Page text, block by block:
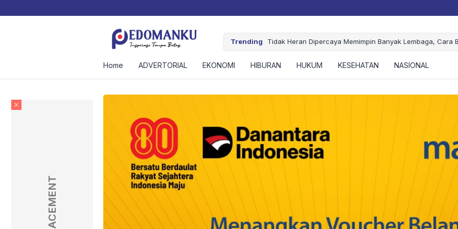
Trending
BAZNAS Makassar Silaturahmi Ketua Ikatan Pengusaha Wahdah Indonesia
Tidak Heran Dipercaya Memimpin Banyak Lembaga, Cara
Memang Berbeda
Home ADVERTORIAL EKONOMI HIBURAN HUKUM KESEHATAN NASIONAL